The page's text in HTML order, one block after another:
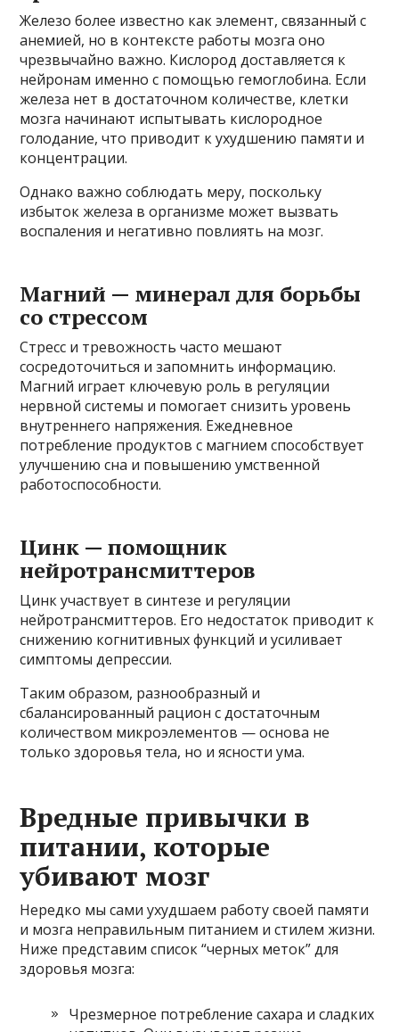
Железо более известно как элемент, связанный с
анемией, но в контексте работы мозга оно
чрезвычайно важно. Кислород доставляется к
нейронам именно с помощью гемоглобина. Если
железа нет в достаточном количестве, клетки
мозга начинают испытывать кислородное
голодание, что приводит к ухудшению памяти и
концентрации.
Однако важно соблюдать меру, поскольку
избыток железа в организме может вызвать
воспаления и негативно повлиять на мозг.
Магний — минерал для борьбы
со стрессом
Стресс и тревожность часто мешают
сосредоточиться и запомнить информацию.
Магний играет ключевую роль в регуляции
нервной системы и помогает снизить уровень
внутреннего напряжения. Ежедневное
потребление продуктов с магнием способствует
улучшению сна и повышению умственной
работоспособности.
Цинк — помощник
нейротрансмиттеров
Цинк участвует в синтезе и регуляции
нейротрансмиттеров. Его недостаток приводит к
снижению когнитивных функций и усиливает
симптомы депрессии.
Таким образом, разнообразный и
сбалансированный рацион с достаточным
количеством микроэлементов — основа не
только здоровья тела, но и ясности ума.
Вредные привычки в
питании, которые
убивают мозг
Нередко мы сами ухудшаем работу своей памяти
и мозга неправильным питанием и стилем жизни.
Ниже представим список “черных меток” для
здоровья мозга:
Чрезмерное потребление сахара и сладких